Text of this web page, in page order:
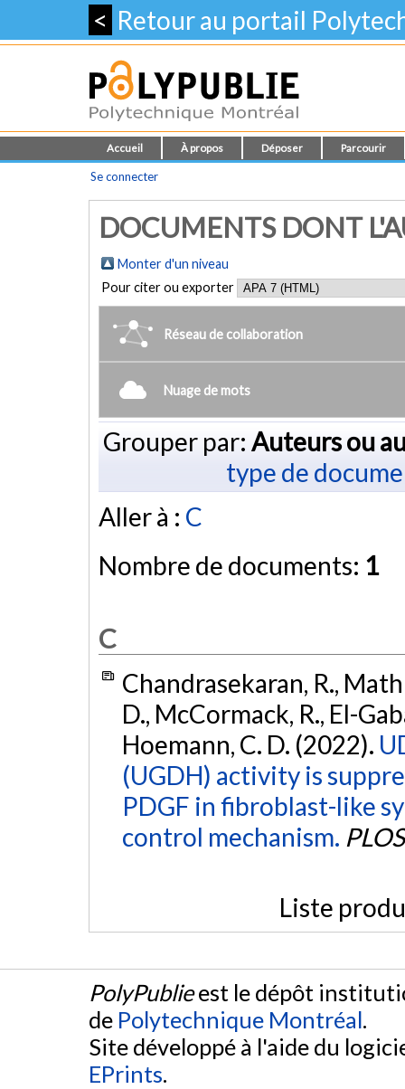
< Retour au portail
Accueil À propos Déposer Parcourir
Se connecter
DOCUMENTS DONT
Monter d'un niveau
Pour citer ou exporter
Réseau de collaboration
Nuage de mots
Grouper par: Auteurs ou
type de
Aller à : C
Nombre de documents: 1
C
Chandrasekaran, R.,
D., McCormack, R., El-
Hoemann, C. D. (2022).
(UGDH) activity is
PDGF in fibroblast-like
control mechanism.
Liste
PolyPublieest le dépôt
de Polytechnique Montréal.
Site développé à l'aide du
EPrints.